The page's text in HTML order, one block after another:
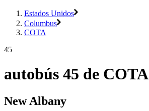
Estados Unidos
Columbus
COTA
45
autobús 45 de COTA
New Albany